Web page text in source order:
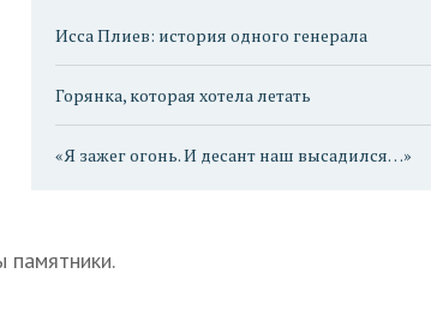
Исса Плиев: история одного генерала
Горянка, которая хотела летать
«Я зажег огонь. И десант наш высадился…»
памятники.